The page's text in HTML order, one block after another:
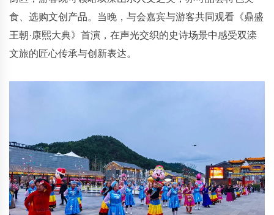
食、选购文创产品。当晚，与会嘉宾与游客共同观看《鼎盛
王朝·康熙大典》首演，在声光交织的史诗场景中感受双滦
文旅的匠心传承与创新表达。